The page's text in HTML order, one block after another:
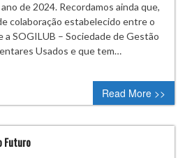
de 2024. Recordamos ainda que,
colaboração estabelecido entre o
a SOGILUB – Sociedade de Gestão
Usados e que tem…
0 comment
Read More >>
Futuro